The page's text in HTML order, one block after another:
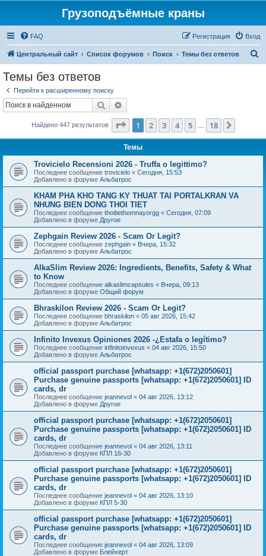
Грузоподъёмные краны
FAQ Вход
Регистрация
Центральный сайт Список форумов Поиск Темы без ответов
Темы без ответов
Перейти к расширенному поиску
Поиск
Найдено 447 результатов Страница из 18
1 2 3 4 5 18
Темы
Trovicielo Recensioni 2026 - Truffa o legittimo?
Последнее сообщение trovicielo « Сегодня, 15:53
Добавлено в форуме Альбатрос
KHAM PHA KHO TANG KY THUAT TAI PORTALKRAN VA
NHUNG BIEN DONG THOI TIET
Последнее сообщение thoitiethomnayorgg « Сегодня, 07:09
Добавлено в форуме Другое
Zephgain Review 2026 - Scam Or Legit?
Последнее сообщение zephgain « Вчера, 15:32
Добавлено в форуме Альбатрос
AlkaSlim Review 2026: Ingredients, Benefits, Safety & What
to Know
Последнее сообщение alkaslimcapsules « Вчера, 09:13
Добавлено в форуме Общий форум
Bhraskilon Review 2026 - Scam Or Legit?
Последнее сообщение bhraskilon « 05 авг 2026, 15:42
Добавлено в форуме Альбатрос
Infinito Invexus Opiniones 2026 -¿Estafa o legítimo?
Последнее сообщение infinitoinvexus « 04 авг 2026, 15:50
Добавлено в форуме Альбатрос
official passport purchase [whatsapp: +1(672)2050601]
Purchase genuine passports [whatsapp: +1(672)2050601] ID
cards, dr
Последнее сообщение jeannevol « 04 авг 2026, 13:12
Добавлено в форуме Другое
official passport purchase [whatsapp: +1(672)2050601]
Purchase genuine passports [whatsapp: +1(672)2050601] ID
cards, dr
Последнее сообщение jeannevol « 04 авг 2026, 13:11
Добавлено в форуме КПЛ 16-30
official passport purchase [whatsapp: +1(672)2050601]
Purchase genuine passports [whatsapp: +1(672)2050601] ID
cards, dr
Последнее сообщение jeannevol « 04 авг 2026, 13:10
Добавлено в форуме КПЛ 5-30
official passport purchase [whatsapp: +1(672)2050601]
Purchase genuine passports [whatsapp: +1(672)2050601] ID
cards, dr
Последнее сообщение jeannevol « 04 авг 2026, 13:09
Добавлено в форуме Блейхерт